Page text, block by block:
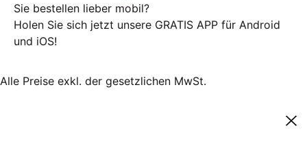
Sie bestellen lieber mobil?
Holen Sie sich jetzt unsere GRATIS APP für Android
und iOS!
Alle Preise exkl. der gesetzlichen MwSt.